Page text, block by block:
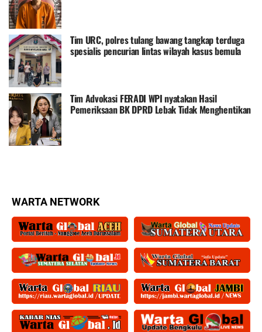
Tim URC, polres tulang bawang tangkap terduga
spesialis pencurian lintas wilayah kasus bemula
Tim Advokasi FERADI WPI nyatakan Hasil
Pemeriksaan BK DPRD Lebak Tidak Menghentikan
Penyidikan Perkara Fam Fuk Tjhong alias Eyang
WARTA NETWORK